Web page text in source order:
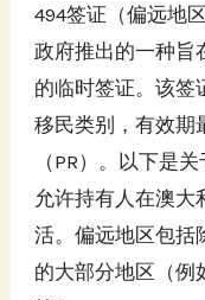
494签证（偏远地
政府推出的一种旨
的临时签证。该签
移民类别，有效期
（PR）。以下是
允许持有人在澳大
活。偏远地区包括
的大部分地区（例